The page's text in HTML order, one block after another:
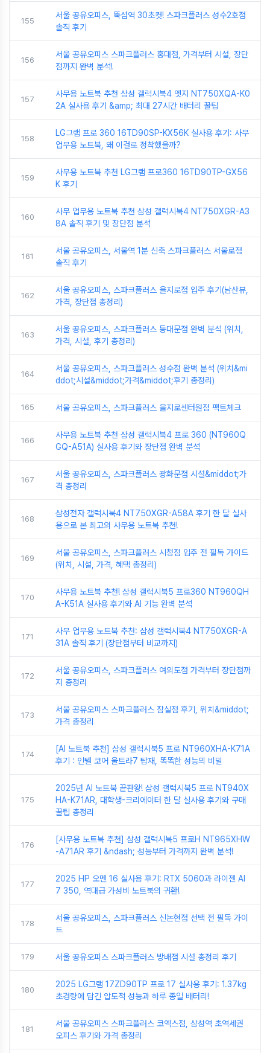
155
서울 공유오피스, 뚝섬역 30초컷! 스파크플러스 성수2호점
솔직 후기
156
서울 공유오피스 스파크플러스 홍대점, 가격부터 시설, 장단
점까지 완벽 분석!
157
사무용 노트북 추천 삼성 갤럭시북4 엣지 NT750XQA-K0
2A 실사용 후기 &amp; 최대 27시간 배터리 꿀팁
158
LG그램 프로 360 16TD90SP-KX56K 실사용 후기: 사무
업무용 노트북, 왜 이걸로 정착했을까?
159
사무용 노트북 추천 LG그램 프로360 16TD90TP-GX56
K 후기
160
사무 업무용 노트북 추천 삼성 갤럭시북4 NT750XGR-A3
8A 솔직 후기 및 장단점 분석
161
서울 공유오피스, 서울역 1분 신축 스파크플러스 서울로점
솔직 후기
162
서울 공유오피스, 스파크플러스 을지로점 입주 후기(남산뷰,
가격, 장단점 총정리)
163
서울 공유오피스, 스파크플러스 동대문점 완벽 분석 (위치,
가격, 시설, 후기 총정리)
164
서울 공유오피스, 스파크플러스 성수점 완벽 분석 (위치&mi
ddot;시설&middot;가격&middot;후기 총정리)
165 서울 공유오피스, 스파크플러스 을지로센터원점 팩트체크
166
사무용 노트북 추천 삼성 갤럭시북4 프로 360 (NT960Q
GQ-A51A) 실사용 후기와 장단점 완벽 분석
167
서울 공유오피스, 스파크플러스 광화문점 시설&middot;가
격 총정리
168
삼성전자 갤럭시북4 NT750XGR-A58A 후기 한 달 실사
용으로 본 최고의 사무용 노트북 추천!
169
서울 공유오피스, 스파크플러스 시청점 입주 전 필독 가이드
(위치, 시설, 가격, 혜택 총정리)
170
사무용 노트북 추천! 삼성 갤럭시북5 프로360 NT960QH
A-K51A 실사용 후기와 AI 기능 완벽 분석
171
사무 업무용 노트북 추천: 삼성 갤럭시북4 NT750XGR-A
31A 솔직 후기 (장단점부터 비교까지)
172
서울 공유오피스, 스파크플러스 여의도점 가격부터 장단점까
지 총정리
173
서울 공유오피스 스파크플러스 잠실점 후기, 위치&middot;
가격 총정리
174
[AI 노트북 추천] 삼성 갤럭시북5 프로 NT960XHA-K71A
후기 : 인텔 코어 울트라7 탑재, 똑똑한 성능의 비밀
175
2025년 AI 노트북 끝판왕! 삼성 갤럭시북5 프로 NT940X
HA-K71AR, 대학생-크리에이터 한 달 실사용 후기와 구매
꿀팁 총정리
176
[사무용 노트북 추천] 삼성 갤럭시북5 프로H NT965XHW
-A71AR 후기 &ndash; 성능부터 가격까지 완벽 분석!
177
2025 HP 오멘 16 실사용 후기: RTX 5060과 라이젠 AI
7 350, 역대급 가성비 노트북의 귀환!
178
서울 공유오피스, 스파크플러스 신논현점 선택 전 필독 가이
드
179 서울 공유오피스 스파크플러스 방배점 시설 총정리 후기
180
2025 LG그램 17ZD90TP 프로 17 실사용 후기: 1.37kg
초경량에 담긴 압도적 성능과 하루 종일 배터리!
181
서울 공유오피스 스파크플러스 코엑스점, 삼성역 초역세권
오피스 후기와 가격 총정리